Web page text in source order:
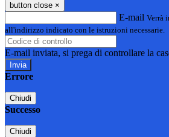
button close ×
E-mail Verrà
all'indirizzo indicato con le istruzioni necessarie.
E-mail inviata, si prega di controllare la
Errore
Chiudi
Successo
Chiudi